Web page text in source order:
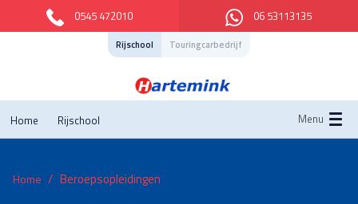
0545 472010 06 53113135
Rijschool Touringcarbedrijf
Home Rijschool Menu
Home Beroepsopleidingen